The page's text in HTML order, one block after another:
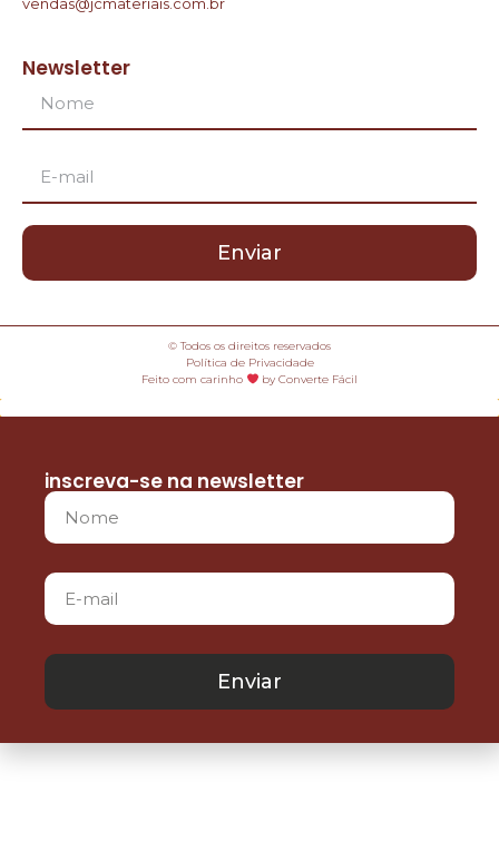
Newsletter
Enviar
© Todos os direitos reservados
Política de Privacidade
Feito com carinho
by Converte Fácil
inscreva-se na newsletter
Enviar